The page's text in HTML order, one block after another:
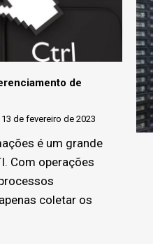
de
13 de fevereiro de 2023
é um grande
Com operações
coletar os